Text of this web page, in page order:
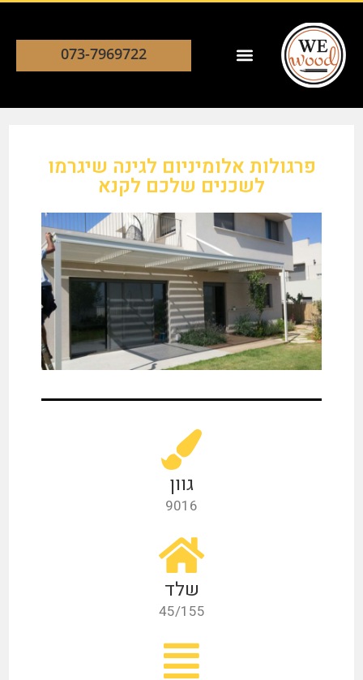
073-7969722
פרגולות אלומיניום לגינה שיגרמו
לשכנים שלכם לקנא
גוון
9016
שלד
45/155